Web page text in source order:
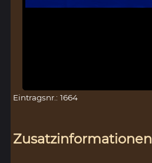
Eintragsnr.: 1664
Zusatzinformationen